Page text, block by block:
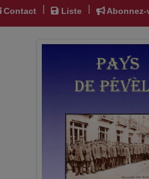
Contact Liste Abonnez-